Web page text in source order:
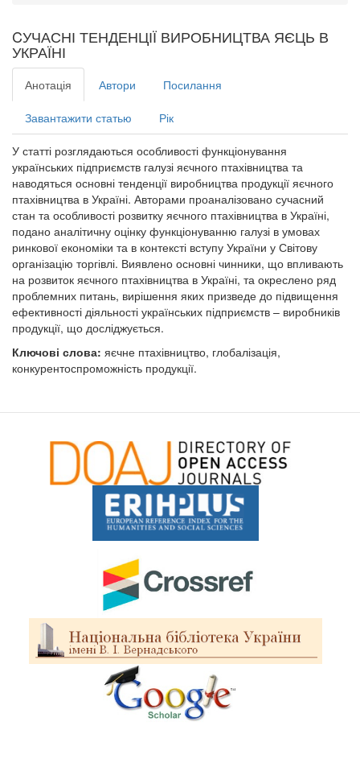
тут
CУЧАСНІ ТЕНДЕНЦІЇ ВИРОБНИЦТВА ЯЄЦЬ В
УКРАЇНІ
Анотація Автори Посилання
Завантажити статью Рік
У статті розглядаються особливості функціонування
українських підприємств галузі яєчного птахівництва та
наводяться основні тенденції виробництва продукції яєчного
птахівництва в Україні. Авторами проаналізовано сучасний
стан та особливості розвитку яєчного птахівництва в Україні,
подано аналітичну оцінку функціонуванню галузі в умовах
ринкової економіки та в контексті вступу України у Світову
організацію торгівлі. Виявлено основні чинники, що впливають
на розвиток яєчного птахівництва в Україні, та окреслено ряд
проблемних питань, вирішення яких призведе до підвищення
ефективності діяльності українських підприємств – виробників
продукції, що досліджується.
Ключові слова: яєчне птахівництво, глобалізація,
конкурентоспроможність продукції.